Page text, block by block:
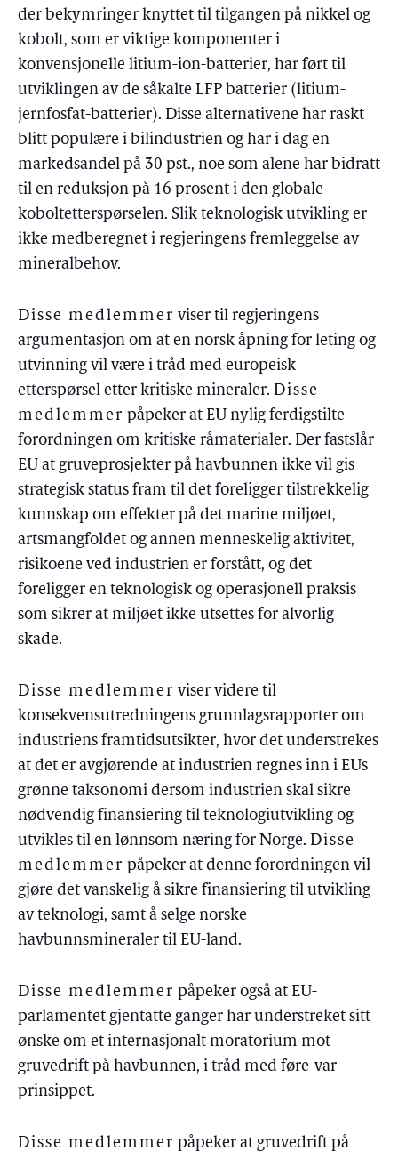
der bekymringer knyttet til tilgangen på nikkel og
kobolt, som er viktige komponenter i
konvensjonelle litium-ion-batterier, har ført til
utviklingen av de såkalte LFP batterier (litium-
jernfosfat-batterier). Disse alternativene har raskt
blitt populære i bilindustrien og har i dag en
markedsandel på 30 pst., noe som alene har bidratt
til en reduksjon på 16 prosent i den globale
koboltetterspørselen. Slik teknologisk utvikling er
ikke medberegnet i regjeringens fremleggelse av
mineralbehov.
Disse medlemmer viser til regjeringens
argumentasjon om at en norsk åpning for leting og
utvinning vil være i tråd med europeisk
etterspørsel etter kritiske mineraler. Disse
medlemmer påpeker at EU nylig ferdigstilte
forordningen om kritiske råmaterialer. Der fastslår
EU at gruveprosjekter på havbunnen ikke vil gis
strategisk status fram til det foreligger tilstrekkelig
kunnskap om effekter på det marine miljøet,
artsmangfoldet og annen menneskelig aktivitet,
risikoene ved industrien er forstått, og det
foreligger en teknologisk og operasjonell praksis
som sikrer at miljøet ikke utsettes for alvorlig
skade.
Disse medlemmer viser videre til
konsekvensutredningens grunnlagsrapporter om
industriens framtidsutsikter, hvor det understrekes
at det er avgjørende at industrien regnes inn i EUs
grønne taksonomi dersom industrien skal sikre
nødvendig finansiering til teknologiutvikling og
utvikles til en lønnsom næring for Norge. Disse
medlemmer påpeker at denne forordningen vil
gjøre det vanskelig å sikre finansiering til utvikling
av teknologi, samt å selge norske
havbunnsmineraler til EU-land.
Disse medlemmer påpeker også at EU-
parlamentet gjentatte ganger har understreket sitt
ønske om et internasjonalt moratorium mot
gruvedrift på havbunnen, i tråd med føre-var-
prinsippet.
Disse medlemmer påpeker at gruvedrift på